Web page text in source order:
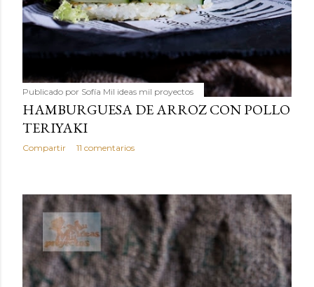
Publicado por Sofía Mil ideas mil proyectos
HAMBURGUESA DE ARROZ CON POLLO
TERIYAKI
Compartir 11 comentarios